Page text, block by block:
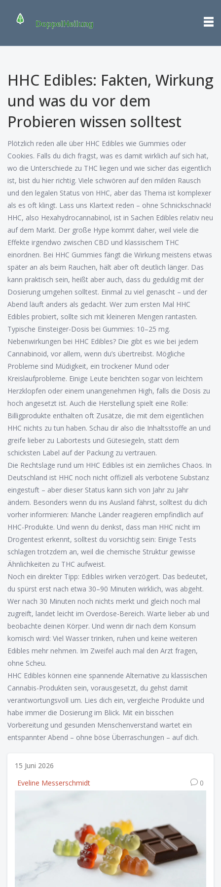
HHC Edibles: Fakten, Wirkung
und was du vor dem
Probieren wissen solltest
Plötzlich reden alle über HHC Edibles wie Gummies oder
Cookies. Falls du dich fragst, was es damit wirklich auf sich hat,
wo die Unterschiede zu THC liegen und wie sicher das eigentlich
ist, bist du hier richtig. Viele schwören auf den milden Rausch
und den legalen Status von HHC, aber das Thema ist komplexer
als es oft klingt. Lass uns Klartext reden – ohne Schnickschnack!
HHC, also Hexahydrocannabinol, ist in Sachen Edibles relativ neu
auf dem Markt. Der große Hype kommt daher, weil viele die
Effekte irgendwo zwischen CBD und klassischem THC
einordnen. Bei HHC Gummies fängt die Wirkung meistens etwas
später an als beim Rauchen, hält aber oft deutlich länger. Das
kann praktisch sein, heißt aber auch, dass du geduldig mit der
Dosierung umgehen solltest. Einmal zu viel genascht – und der
Abend läuft anders als gedacht. Wer zum ersten Mal HHC
Edibles probiert, sollte sich mit kleineren Mengen rantasten.
Typische Einsteiger-Dosis bei Gummies: 10–25 mg.
Nebenwirkungen bei HHC Edibles? Die gibt es wie bei jedem
Cannabinoid, vor allem, wenn du’s übertreibst. Mögliche
Probleme sind Müdigkeit, ein trockener Mund oder
Kreislaufprobleme. Einige Leute berichten sogar von leichtem
Herzklopfen oder einem unangenehmen High, falls die Dosis zu
hoch angesetzt ist. Auch die Herstellung spielt eine Rolle:
Billigprodukte enthalten oft Zusätze, die mit dem eigentlichen
HHC nichts zu tun haben. Schau dir also die Inhaltsstoffe an und
greife lieber zu Labortests und Gütesiegeln, statt dem
schicksten Label auf der Packung zu vertrauen.
Die Rechtslage rund um HHC Edibles ist ein ziemliches Chaos. In
Deutschland ist HHC noch nicht offiziell als verbotene Substanz
eingestuft – aber dieser Status kann sich von Jahr zu Jahr
ändern. Besonders wenn du ins Ausland fährst, solltest du dich
vorher informieren: Manche Länder reagieren empfindlich auf
HHC-Produkte. Und wenn du denkst, dass man HHC nicht im
Drogentest erkennt, solltest du vorsichtig sein: Einige Tests
schlagen trotzdem an, weil die chemische Struktur gewisse
Ähnlichkeiten zu THC aufweist.
Noch ein direkter Tipp: Edibles wirken verzögert. Das bedeutet,
du spürst erst nach etwa 30–90 Minuten wirklich, was abgeht.
Wer nach 30 Minuten noch nichts merkt und gleich noch mal
zugreift, landet leicht im Overdose-Bereich. Warte lieber ab und
beobachte deinen Körper. Und wenn dir nach dem Konsum
komisch wird: Viel Wasser trinken, ruhen und keine weiteren
Edibles mehr nehmen. Im Zweifel auch mal den Arzt fragen,
ohne Scheu.
HHC Edibles können eine spannende Alternative zu klassischen
Cannabis-Produkten sein, vorausgesetzt, du gehst damit
verantwortungsvoll um. Lies dich ein, vergleiche Produkte und
habe immer die Dosierung im Blick. Mit ein bisschen
Vorbereitung und gesunden Menschenverstand wartet ein
entspannter Abend – ohne böse Überraschungen – auf dich.
15 Juni 2026
Eveline Messerschmidt
0